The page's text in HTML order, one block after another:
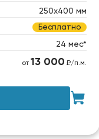
250х400 мм
Бесплатно
24 мес*
от 13 000 ₽/п.м.